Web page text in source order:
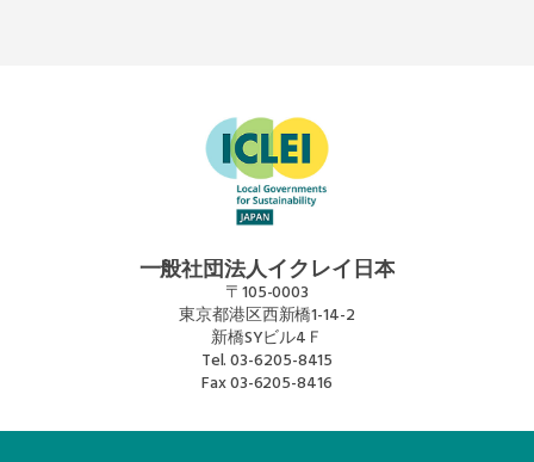
一般社団法人イクレイ日本
〒105-0003
東京都港区西新橋1-14-2
新橋SYビル4Ｆ
Tel.03-6205-8415
Fax03-6205-8416